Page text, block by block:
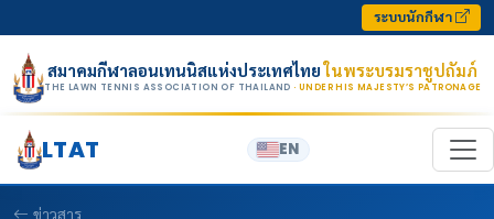
ระบบนักกีฬา
สมาคมกีฬาลอนเทนนิสแห่งประเทศไทยในพระบรมราชูปถัมภ์
THE LAWN TENNIS ASSOCIATION OF THAILAND · UNDER HIS MAJESTY’S PATRONAGE
LTAT EN
ข่าวสาร